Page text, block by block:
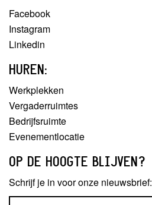
Facebook
Instagram
Linkedin
HUREN:
Werkplekken
Vergaderruimtes
Bedrijfsruimte
Evenementlocatie
OP DE HOOGTE BLIJVEN?
Schrijf je in voor onze nieuwsbrief: